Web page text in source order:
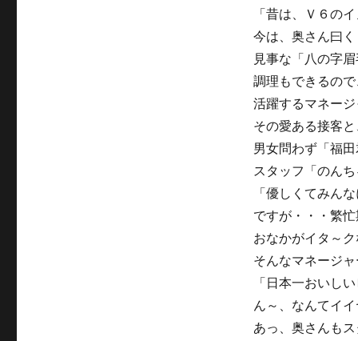
「昔は、Ｖ６の
今は、奥さん曰
見事な「八の字
調理もできるの
活躍するマネージ
その愛ある接客
男女問わず「福
スタッフ「のんち
「優しくてみん
ですが・・・繁
おなかがイタ～
そんなマネージ
「日本一おいし
ん～、なんてイ
あっ、奥さんも